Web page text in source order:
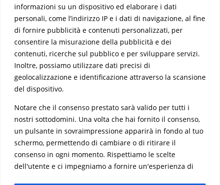
informazioni su un dispositivo ed elaborare i dati
personali, come l’indirizzo IP e i dati di navigazione, al fine
di fornire pubblicità e contenuti personalizzati, per
consentire la misurazione della pubblicità e dei
contenuti, ricerche sul pubblico e per sviluppare servizi.
Inoltre, possiamo utilizzare dati precisi di
geolocalizzazione e identificazione attraverso la scansione
del dispositivo.
Notare che il consenso prestato sarà valido per tutti i
nostri sottodomini. Una volta che hai fornito il consenso,
un pulsante in sovraimpressione apparirà in fondo al tuo
schermo, permettendo di cambiare o di ritirare il
consenso in ogni momento. Rispettiamo le scelte
dell'utente e ci impegniamo a fornire un'esperienza di
Commenti recenti
A WordPress CommentersuHello world!
Archivi
Marzo 2019
Categorie
Uncategorized
Meta
Accedi
Feed dei contenuti